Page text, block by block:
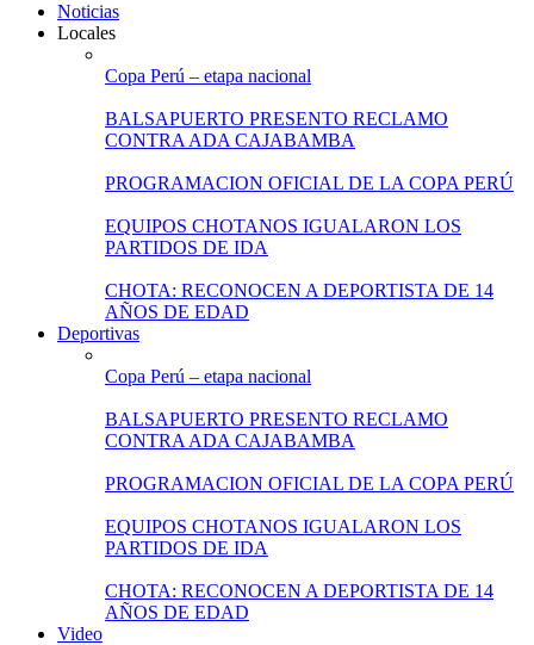
Noticias
Locales
Copa Perú – etapa nacional
BALSAPUERTO PRESENTO RECLAMO
CONTRA ADA CAJABAMBA
PROGRAMACION OFICIAL DE LA COPA PERÚ
EQUIPOS CHOTANOS IGUALARON LOS
PARTIDOS DE IDA
CHOTA: RECONOCEN A DEPORTISTA DE 14
AÑOS DE EDAD
Deportivas
Copa Perú – etapa nacional
BALSAPUERTO PRESENTO RECLAMO
CONTRA ADA CAJABAMBA
PROGRAMACION OFICIAL DE LA COPA PERÚ
EQUIPOS CHOTANOS IGUALARON LOS
PARTIDOS DE IDA
CHOTA: RECONOCEN A DEPORTISTA DE 14
AÑOS DE EDAD
Video